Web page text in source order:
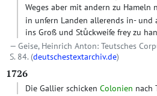
Weges aber mit andern zu Hameln
in unſern Landen allerends in- und
ins Groß und Stuͤckweiſe frey zu
Geise, Heinrich Anton: Teutsches
S. 84. (deutschestextarchiv.de)
1726
Die Gallier schicken Colonien nach